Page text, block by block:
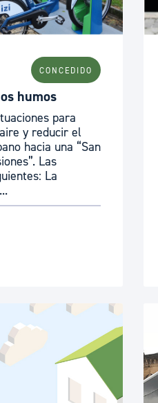
CONCEDIDO
humos
para
y reducir el
hacia una “San
Las
La